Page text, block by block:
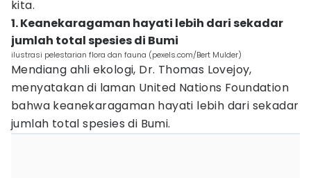
kita.
1. Keanekaragaman hayati lebih dari sekadar
jumlah total spesies di Bumi
ilustrasi pelestarian flora dan fauna (pexels.com/Bert Mulder)
Mendiang ahli ekologi, Dr. Thomas Lovejoy,
menyatakan di laman United Nations Foundation
bahwa keanekaragaman hayati lebih dari sekadar
jumlah total spesies di Bumi.